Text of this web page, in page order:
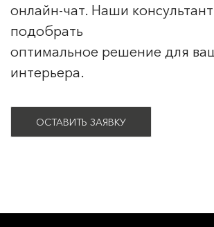
онлайн-чат. Наши
подобрать
оптимальное решение для
интерьера.
ОСТАВИТЬ ЗАЯВКУ